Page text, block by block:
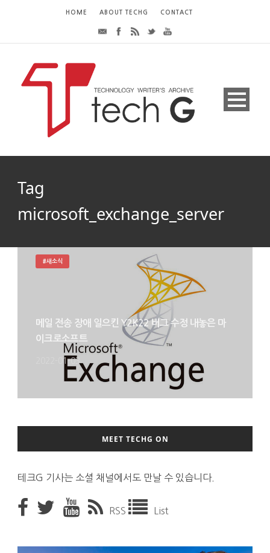
HOME ABOUT TECHG CONTACT
Tag
microsoft_exchange_server
메일 전송 장애 일으킨 Y2K22 버그 수정 내놓은 마
이크로소프트
2022-01-03
#새소식
MEET TECHG ON
테크G 기사는 소셜 채널에서도 만날 수 있습니다.
RSS List